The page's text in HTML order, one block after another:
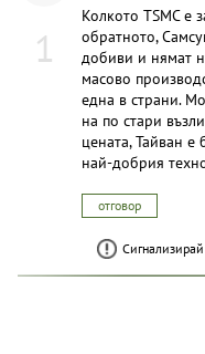
1
Колкото TSMC е
обратното,
добиви и нямат
масово
една в страни.
на по стари
цената, Тайван е
най-добрия
отговор